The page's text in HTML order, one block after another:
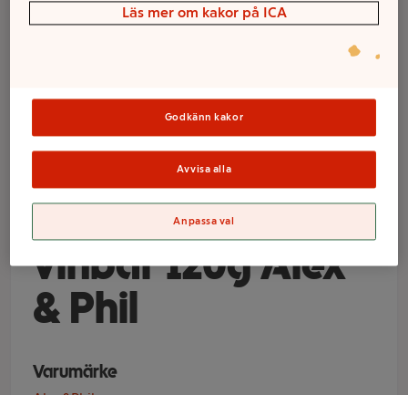
Barnmat Kyckling
aprikos & svarta
vinbär 120g Alex
& Phil
Varumärke
Läs mer om kakor på ICA
Godkänn kakor
Avvisa alla
Anpassa val